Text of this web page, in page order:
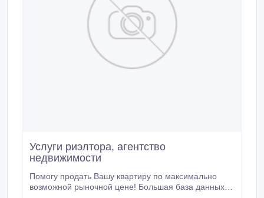
Услуги риэлтора, агентство
недвижимости
Помогу продать Вашу квартиру по максимально
возможной рыночной цене! Большая база данных